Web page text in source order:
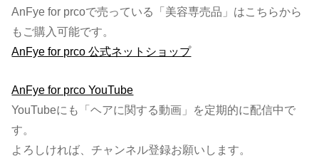
AnFye for prcoで売っている「美容専売品」はこちらから
もご購入可能です。
AnFye for prco 公式ネットショップ
AnFye for prco YouTube
YouTubeにも「ヘアに関する動画」を定期的に配信中で
す。
よろしければ、チャンネル登録お願いします。